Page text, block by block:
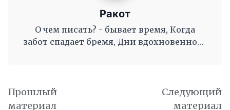
Ракот
О чем писать? - бывает время, Когда
забот спадает бремя, Дни вдохновенного
Прошлый
материал
Следующий
материал